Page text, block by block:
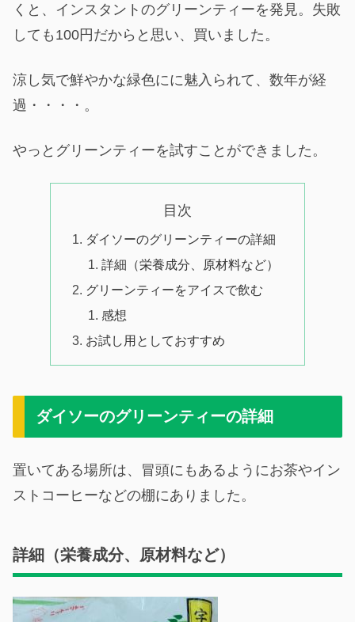
くと、インスタントのグリーンティーを発見。失敗
しても100円だからと思い、買いました。
涼し気で鮮やかな緑色にに魅入られて、数年が経
過・・・・。
やっとグリーンティーを試すことができました。
目次
ダイソーのグリーンティーの詳細
詳細（栄養成分、原材料など）
グリーンティーをアイスで飲む
感想
お試し用としておすすめ
ダイソーのグリーンティーの詳細
置いてある場所は、冒頭にもあるようにお茶やイン
ストコーヒーなどの棚にありました。
詳細（栄養成分、原材料など）